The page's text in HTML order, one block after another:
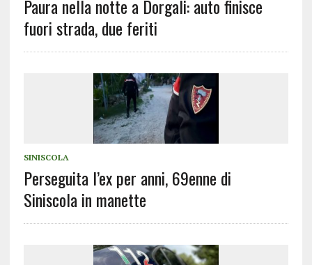
Paura nella notte a Dorgali: auto finisce
fuori strada, due feriti
SINISCOLA
Perseguita l’ex per anni, 69enne di
Siniscola in manette